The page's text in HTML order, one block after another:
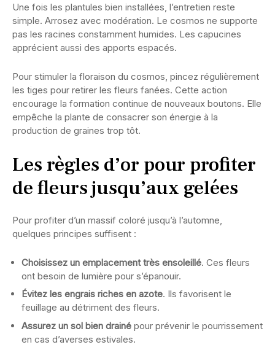
Une fois les plantules bien installées, l’entretien reste
simple. Arrosez avec modération. Le cosmos ne supporte
pas les racines constamment humides. Les capucines
apprécient aussi des apports espacés.
Pour stimuler la floraison du cosmos, pincez régulièrement
les tiges pour retirer les fleurs fanées. Cette action
encourage la formation continue de nouveaux boutons. Elle
empêche la plante de consacrer son énergie à la
production de graines trop tôt.
Les règles d’or pour profiter
de fleurs jusqu’aux gelées
Pour profiter d’un massif coloré jusqu’à l’automne,
quelques principes suffisent :
Choisissez un emplacement très ensoleillé. Ces fleurs
ont besoin de lumière pour s’épanouir.
Évitez les engrais riches en azote. Ils favorisent le
feuillage au détriment des fleurs.
Assurez un sol bien drainé pour prévenir le pourrissement
en cas d’averses estivales.